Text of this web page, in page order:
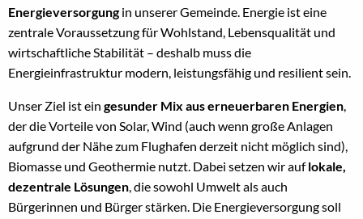
Energieversorgungin unserer Gemeinde. Energie ist eine
zentrale Voraussetzung für Wohlstand, Lebensqualität und
wirtschaftliche Stabilität – deshalb muss die
Energieinfrastruktur modern, leistungsfähig und resilient sein.
Unser Ziel ist ein gesunder Mix aus erneuerbaren Energien,
der die Vorteile von Solar, Wind (auch wenn große Anlagen
aufgrund der Nähe zum Flughafen derzeit nicht möglich sind),
Biomasse und Geothermie nutzt. Dabei setzen wir auflokale,
dezentrale Lösungen, die sowohl Umwelt als auch
Bürgerinnen und Bürger stärken. Die Energieversorgung soll